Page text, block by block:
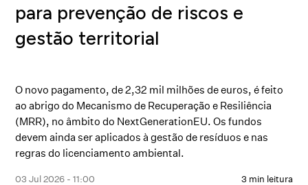
para prevenção de riscos e
gestão territorial
O novo pagamento, de 2,32 mil milhões de euros, é feito
ao abrigo do Mecanismo de Recuperação e Resiliência
(MRR), no âmbito do NextGenerationEU. Os fundos
devem ainda ser aplicados à gestão de resíduos e nas
regras do licenciamento ambiental.
03 Jul 2026 - 11:00 3 min leitura